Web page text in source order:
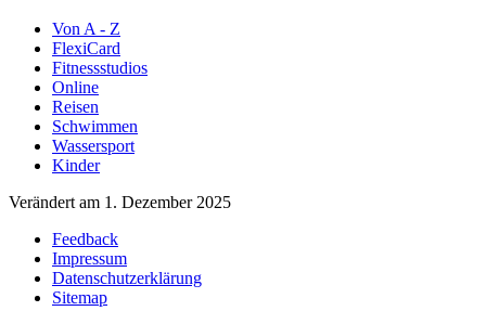
Von A - Z
FlexiCard
Fitnessstudios
Online
Reisen
Schwimmen
Wassersport
Kinder
Verändert am 1. Dezember 2025
Feedback
Impressum
Datenschutzerklärung
Sitemap